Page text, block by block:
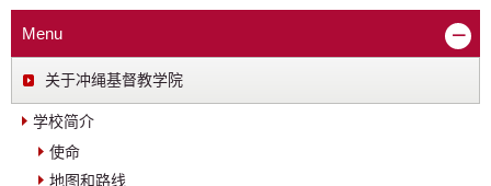
Menu
关于冲绳基督教学院
学校简介
使命
地图和路线